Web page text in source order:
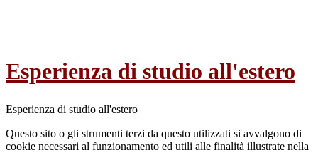
Esperienza di studio all'estero
Esperienza di studio all'estero
Questo sito o gli strumenti terzi da questo utilizzati si avvalgono di
cookie necessari al funzionamento ed utili alle finalità illustrate nella